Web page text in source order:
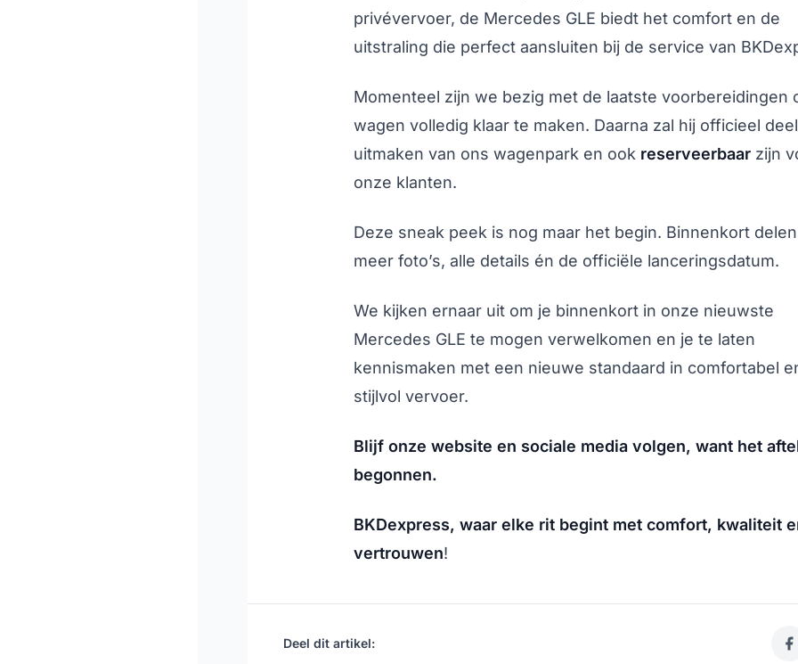
privévervoer, de Mercedes GLE biedt het comfort en de
uitstraling die perfect aansluiten bij de service van
Momenteel zijn we bezig met de laatste voorbereidingen
wagen volledig klaar te maken. Daarna zal hij officieel deel
uitmaken van ons wagenpark en ook reserveerbaarzijn
onze klanten.
Deze sneak peek is nog maar het begin. Binnenkort
meer foto’s, alle details én de officiële lanceringsdatum.
We kijken ernaar uit om je binnenkort in onze nieuwste
Mercedes GLE te mogen verwelkomen en je te laten
kennismaken met een nieuwe standaard in comfortabel
stijlvol vervoer.
Blijf onze website en sociale media volgen, want het
begonnen.
BKDexpress, waar elke rit begint met comfort, kwaliteit
vertrouwen!
Deel dit artikel: